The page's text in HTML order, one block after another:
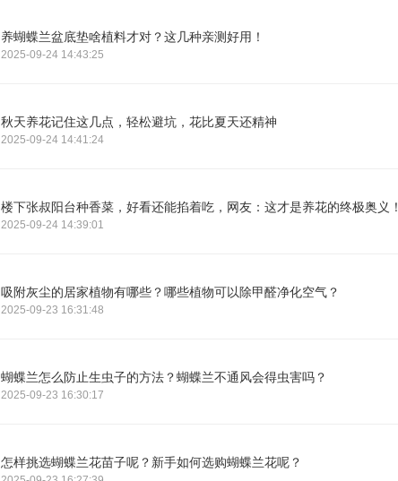
养蝴蝶兰盆底垫啥植料才对？这几种亲测好用！
2025-09-24 14:43:25
秋天养花记住这几点，轻松避坑，花比夏天还精神
2025-09-24 14:41:24
楼下张叔阳台种香菜，好看还能掐着吃，网友：这才是养花的终极奥义！
2025-09-24 14:39:01
吸附灰尘的居家植物有哪些？哪些植物可以除甲醛净化空气？
2025-09-23 16:31:48
蝴蝶兰怎么防止生虫子的方法？蝴蝶兰不通风会得虫害吗？
2025-09-23 16:30:17
怎样挑选蝴蝶兰花苗子呢？新手如何选购蝴蝶兰花呢？